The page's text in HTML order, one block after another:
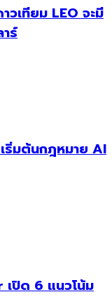
เทียม LEO จะมี
ร์
ริ่มต้นกฎหมาย AI
เปิด 6 แนวโน้ม